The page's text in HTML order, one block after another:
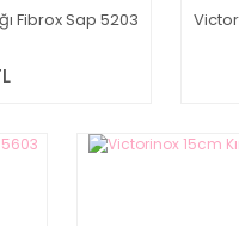
Fibrox Sap 5203